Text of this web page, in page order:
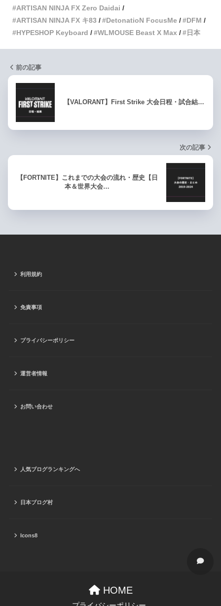
ARTISAN NINJA FX Zero Daidai
ARTISAN NINJA FX キ83
DetonatioN FocusMe
DFM
HYPESHOP Keyboard
WLMOUSE Beast X Max 日本
前の記事
【VALORANT】First Strike 大会日程・試合結…
次の記事
【FORTNITE】これまでの大会の流れ・歴史【日
本＆世界大会…
利用規約
免責事項
プライバシーポリシー
運営者情報
お問い合わせ
人気ブログランキングへ
日本ブログ村
Icons8
HOME